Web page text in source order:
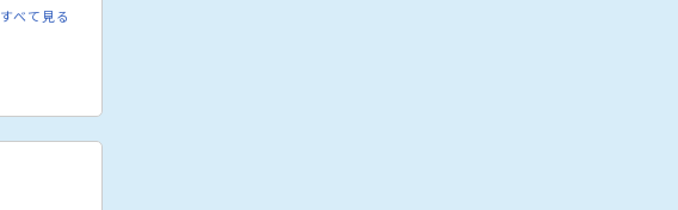
放射線科
すべて見る